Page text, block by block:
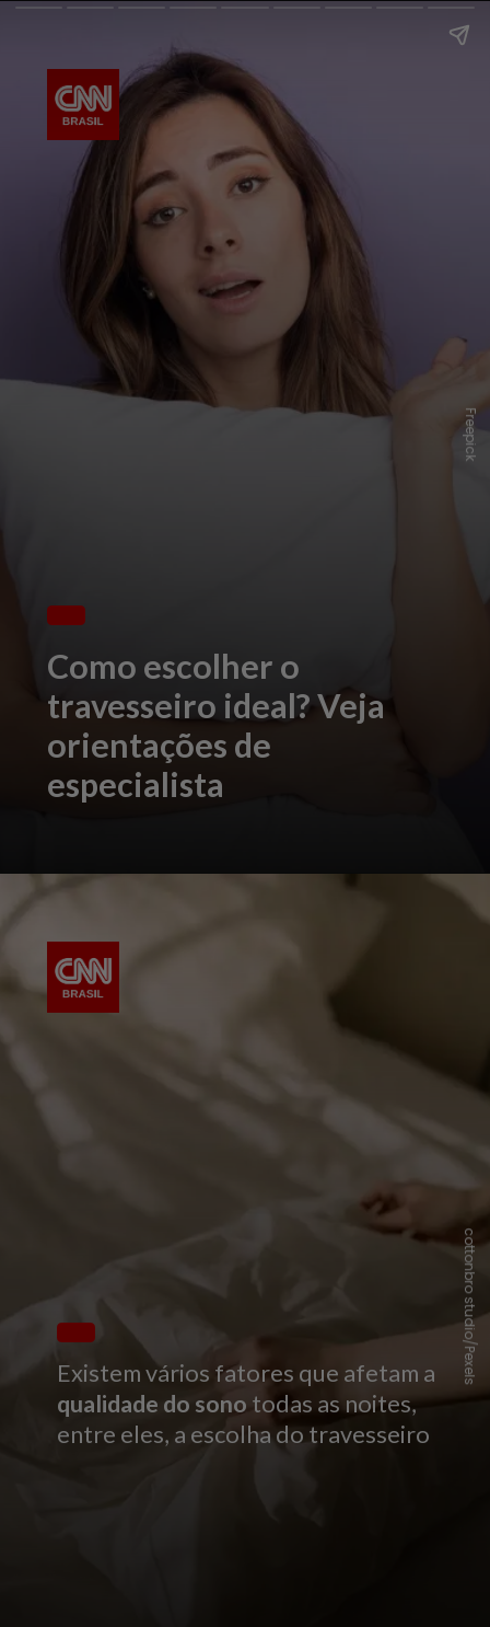
Como escolher o
travesseiro ideal? Veja
orientações de
especialista
Freepick
Existem vários fatores que afetam a
qualidade do sono todas as noites,
entre eles, a escolha do travesseiro
cottonbro studio/Pexels